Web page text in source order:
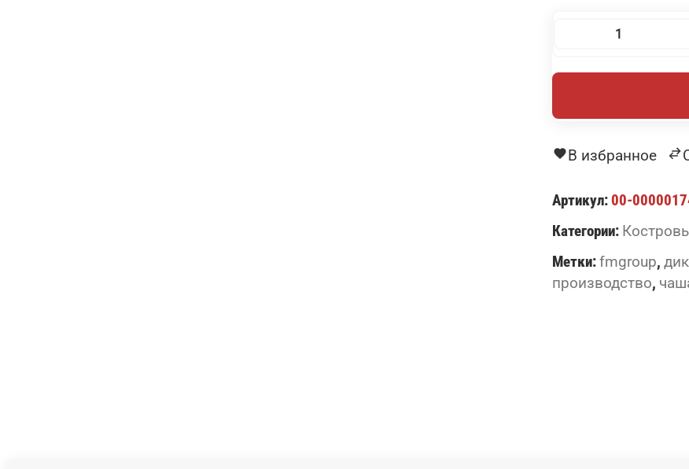
Количество
Гризли"
В избранное
Артикул:00-
Категории:
Метки:fmgroup,
производство,